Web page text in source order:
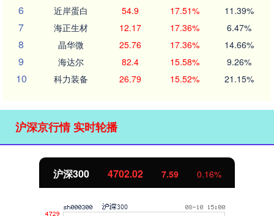
6 近岸蛋白 54.9 17.51% 11.39%
7 海正生材 12.17 17.36% 6.47%
8 晶华微 25.76 17.36% 14.66%
9 海达尔 82.4 15.58% 9.26%
10 科力装备 26.79 15.52% 21.15%
沪深京行情 实时轮播
北证50 1122.88 -11.37 -1.00%